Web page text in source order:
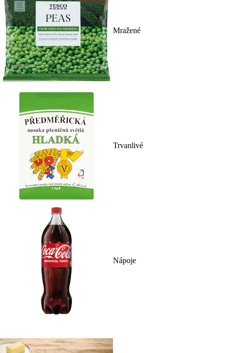
Mražené
Trvanlivé
Nápoje